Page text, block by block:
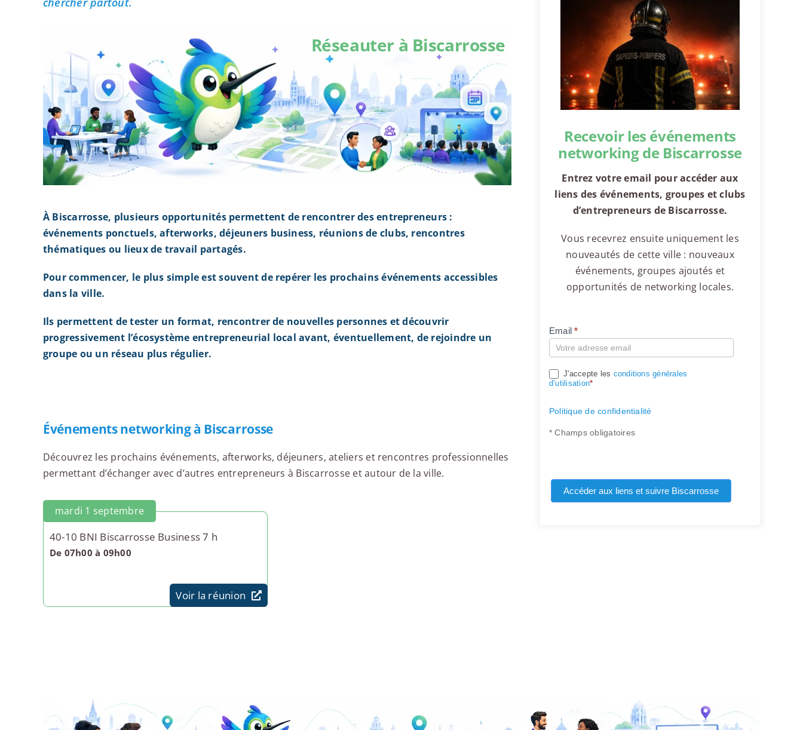
Réseauter à Biscarrosse
À Biscarrosse, plusieurs opportunités permettent de rencontrer des entrepreneurs :
événements ponctuels, afterworks, déjeuners business, réunions de clubs, rencontres
thématiques ou lieux de travail partagés.
Pour commencer, le plus simple est souvent de repérer les prochains événements accessibles
dans la ville.
Ils permettent de tester un format, rencontrer de nouvelles personnes et découvrir
progressivement l’écosystème entrepreneurial local avant, éventuellement, de rejoindre un
groupe ou un réseau plus régulier.
Événements networking à Biscarrosse
Découvrez les prochains événements, afterworks, déjeuners, ateliers et rencontres professionnelles
permettant d’échanger avec d’autres entrepreneurs à Biscarrosse et autour de la ville.
mardi 1 septembre
40-10 BNI Biscarrosse Business 7 h
De 07h00 à 09h00
Voir la réunion
Recevoir les événements
networking de Biscarrosse
Entrez votre email pour accéder aux
liens des événements, groupes et clubs
d’entrepreneurs de Biscarrosse.
Vous recevrez ensuite uniquement les
nouveautés de cette ville : nouveaux
événements, groupes ajoutés et
opportunités de networking locales.
Compte
Email*
J'accepte les conditions générales
d’utilisation*
Politique de confidentialité
* Champs obligatoires
Accéder aux liens et suivre Biscarrosse